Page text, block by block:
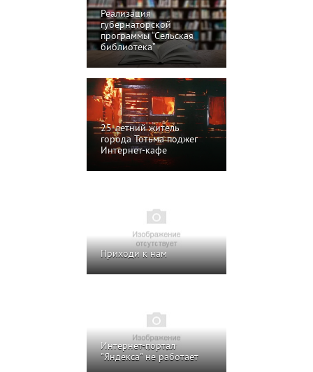
Реализация
губернаторской
программы “Сельская
библиотека”
25-летний житель
города Тотьма поджег
Интернет-кафе
Приходи к нам
Интернет-портал
"Яндекса" не работает